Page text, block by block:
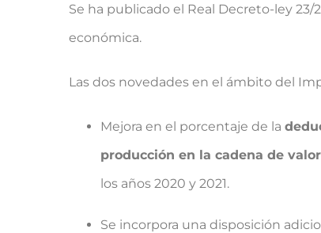
Se ha publicado el Real Decreto-ley
económica.
Las dos novedades en el ámbito del
Mejora en el porcentaje de la
producción en la cadena de
los años 2020 y 2021.
Se incorpora una disposición